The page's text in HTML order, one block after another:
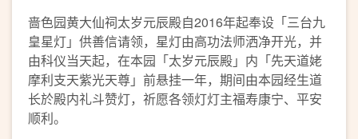
啬色园黄大仙祠太岁元辰殿自2016年起奉设「三台九
皇星灯」供善信请领，星灯由高功法师洒净开光，并
由科仪当天起，在本园「太岁元辰殿」内「先天道姥
摩利支天紫光天尊」前悬挂一年，期间由本园经生道
长於殿内礼斗赞灯，祈愿各领灯灯主福寿康宁、平安
顺利。